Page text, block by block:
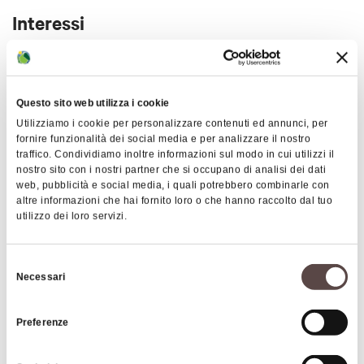
Questo sito web utilizza i cookie
Utilizziamo i cookie per personalizzare contenuti ed annunci, per
fornire funzionalità dei social media e per analizzare il nostro
traffico. Condividiamo inoltre informazioni sul modo in cui utilizzi il
nostro sito con i nostri partner che si occupano di analisi dei dati
web, pubblicità e social media, i quali potrebbero combinarle con
altre informazioni che hai fornito loro o che hanno raccolto dal tuo
utilizzo dei loro servizi.
delNecessari
Preferenze
gratuito per tutt*.
Fino al 29 settembre 2026
esposizione
temporanea dedicata alle terrecotte votive
provenienti dal Santuario di Veio e conservate
presso il Museo Nazionale Etrusco di Villa Giulia.
Interessi
Arte e Cultura
Programma delle visite guidate: